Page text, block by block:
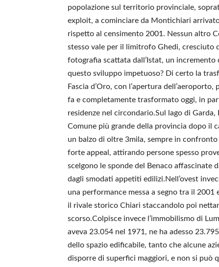
popolazione sul territorio provinciale,
exploit, a cominciare da Montichiari
rispetto al censimento 2001. Nessun altro
stesso vale per il limitrofo Ghedi, cresciuto
fotografia scattata dall’Istat, un incremento
questo sviluppo impetuoso? Di certo la
Fascia d’Oro, con l’apertura
fa e completamente trasformato oggi, in
residenze nel circondario.Sul lago di
Comune più grande della provincia dopo il
un balzo di oltre 3mila, sempre in
forte appeal, attirando persone spesso
scelgono le sponde del Benaco affascinate
dagli smodati appetiti edilizi.Nell’ovest
una performance messa a segno tra il
il rivale storico Chiari staccandolo poi
scorso.Colpisce invece l’immobilismo di
aveva 23.054 nel 1971, ne ha adesso
dello spazio edificabile, tanto che alcune
disporre di superfici maggiori, e non si può